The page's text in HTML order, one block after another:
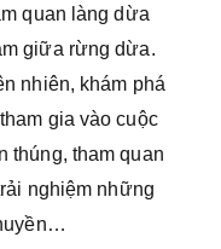
quan làng dừa
giữa rừng dừa.
nhiên, khám phá
gia vào cuộc
thúng, tham quan
nghiệm những